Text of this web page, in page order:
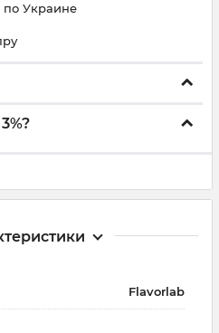
по Украине
Flavorlab